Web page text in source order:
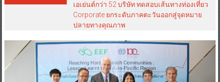
เอเย่นต์กว่า 52 บริษัท ทดสอบเส้นทางท่องเที่ยว
Corporate ยกระดับภาคตะวันออกสู่จุดหมาย
ปลายทางคุณภาพ